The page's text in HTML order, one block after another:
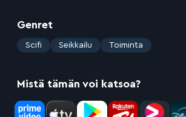
Genret
: Scifi Seikkailu Toiminta
Mistä tämän voi katsoa?